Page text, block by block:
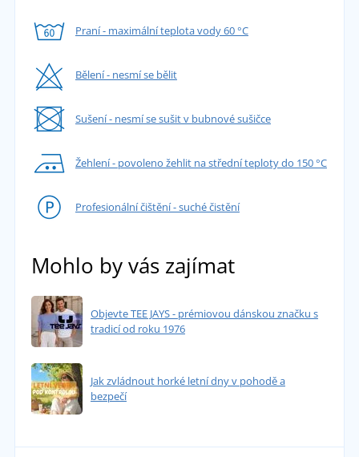
Praní - maximální teplota vody 60 °C
Bělení - nesmí se bělit
Sušení - nesmí se sušit v bubnové sušičce
Žehlení - povoleno žehlit na střední teploty do 150 °C
Profesionální čištění - suché čistění
Mohlo by vás zajímat
Objevte TEE JAYS - prémiovou dánskou značku s
tradicí od roku 1976
Jak zvládnout horké letní dny v pohodě a
bezpečí